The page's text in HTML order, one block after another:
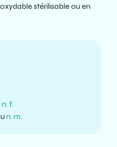
stérilisable ou en
n. f.
n. m.